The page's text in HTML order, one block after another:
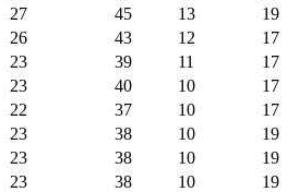
27 45 13
19
26 43 12
17
23 39 11
17
23 40 10
17
22 37 10
17
23 38 10
19
23 38 10
19
23 38 10 19